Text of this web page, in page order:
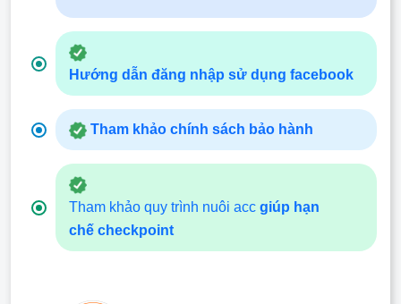
Hướng dẫn đăng nhập sử dụng facebook
Tham khảo chính sách bảo hành
Tham khảo quy trình nuôi acc giúp hạn
chế checkpoint